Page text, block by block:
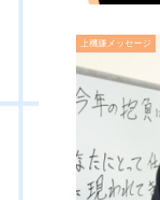
上機嫌メッセージ